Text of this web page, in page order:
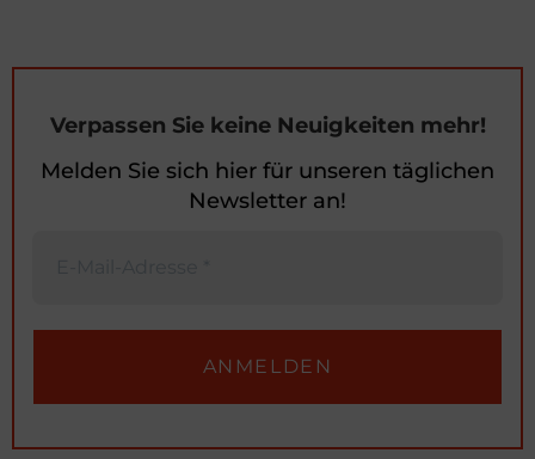
Verpassen Sie keine Neuigkeiten mehr!
Melden Sie sich hier für unseren täglichen
Newsletter an!